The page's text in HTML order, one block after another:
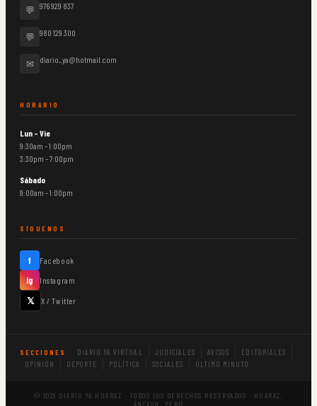
💬 976 929 837
💬 980 129 300
✉ diario_ya@hotmail.com
HORARIO
Lun – Vie
9:30am – 1:00pm
3:30pm – 7:00pm
Sábado
9:00am – 1:00pm
SÍGUENOS
f Facebook
ig Instagram
𝕏 X / Twitter
SECCIONES DIARIO YA VIRTUAL JUDICIALES AVISOS
EDITORIALES
OPINIÓN
DEPORTE POLÍTICA SOCIALES ÚLTIMO MINUTO
© 2026 DIARIO YA HUARAZ · TODOS LOS DERECHOS RESERVADOS · HUARAZ,
ÁNCASH, PERÚ